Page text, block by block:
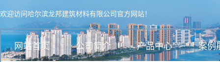
欢迎访问哈尔滨龙邦建筑材料有限公司官方网站！
网站首页 公司简介 产品中心 案例